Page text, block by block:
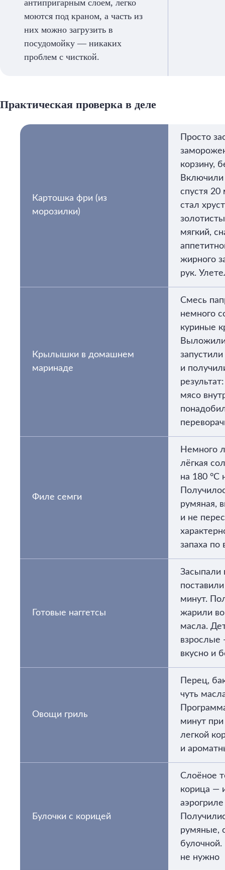
антипригарным слоем, легко
моются под краном, а часть из
них можно загрузить в
посудомойку — никаких
проблем с чисткой.
Практическая проверка в деле
Картошка фри (из
морозилки)
Просто
корзину,
спустя 20
стал
мягкий,
жирного
рук.
Крылышки в домашнем
маринаде
Смесь
немного
куриные
и
мясо
Филе семги
Немного
лёгкая
на 180 °C
румяная,
и не
запаха по
Готовые наггетсы
Засыпали
минут.
жарили
масла.
взрослые
вкусно и
Овощи гриль
Перец,
чуть
минут
легкой
и
Булочки с корицей
Слоёное
корица —
румяные,
булочной.
не нужно